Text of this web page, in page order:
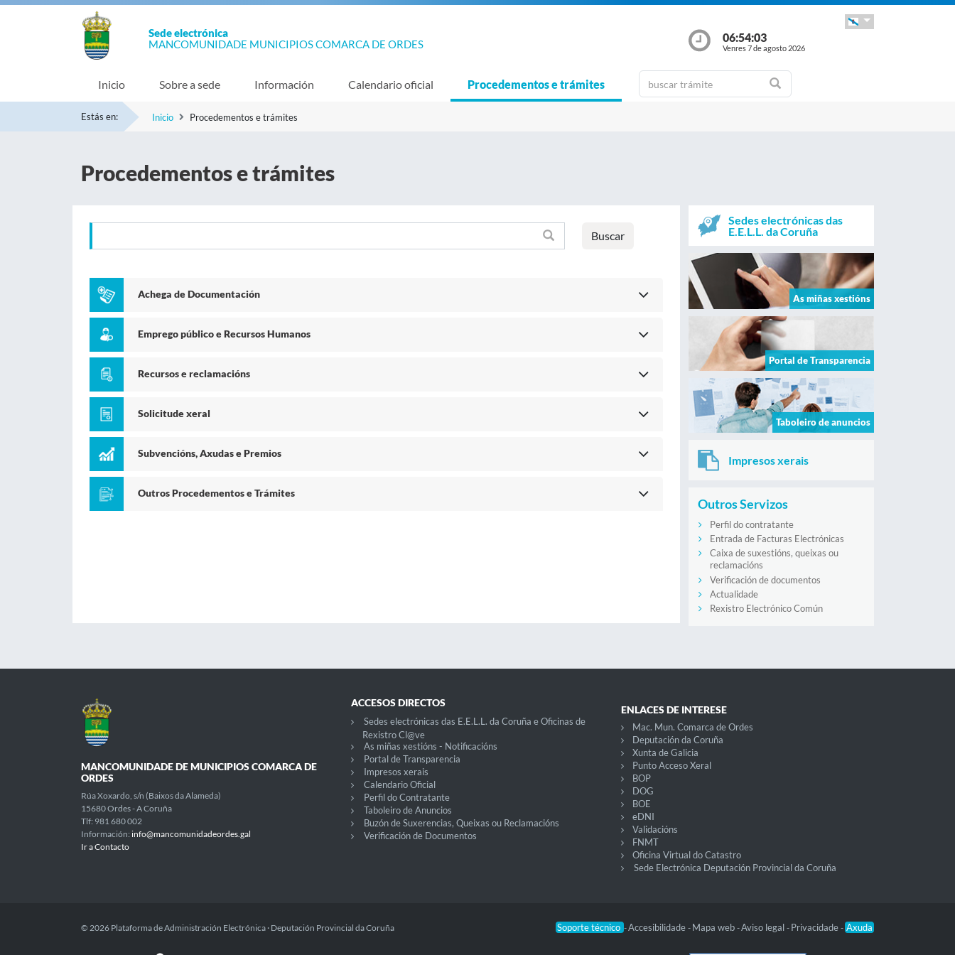
Sede electrónica
MANCOMUNIDADE MUNICIPIOS COMARCA DE ORDES
06:54:03
Venres 7 de agosto 2026
Inicio Sobre a sede Información Calendario oficial Procedementos e trámites
Estás en: Inicio Procedementos e trámites
Procedementos e trámites
Buscar
Achega de Documentación
Emprego público e Recursos Humanos
Recursos e reclamacións
Solicitude xeral
Subvencións, Axudas e Premios
Outros Procedementos e Trámites
Sedes electrónicas das
E.E.L.L. da Coruña
As miñas xestións
Portal de Transparencia
Taboleiro de anuncios
Impresos xerais
Outros Servizos
Perfil do contratante
Entrada de Facturas Electrónicas
Caixa de suxestións, queixas ou
reclamacións
Verificación de documentos
Actualidade
Rexistro Electrónico Común
MANCOMUNIDADE DE MUNICIPIOS COMARCA DE
ORDES
Rúa Xoxardo, s/n (Baixos da Alameda)
15680 Ordes - A Coruña
Tlf: 981 680 002
Información: info@mancomunidadeordes.gal
Ir a Contacto
ACCESOS DIRECTOS
Sedes electrónicas das E.E.L.L. da Coruña e Oficinas de
Rexistro Cl@ve
As miñas xestións - Notificacións
Portal de Transparencia
Impresos xerais
Calendario Oficial
Perfil do Contratante
Taboleiro de Anuncios
Buzón de Suxerencias, Queixas ou Reclamacións
Verificación de Documentos
ENLACES DE INTERESE
Mac. Mun. Comarca de Ordes
Deputación da Coruña
Xunta de Galicia
Punto Acceso Xeral
BOP
DOG
BOE
eDNI
Validacións
FNMT
Oficina Virtual do Catastro
Sede Electrónica Deputación Provincial da Coruña
Soporte técnico -Accesibilidade - Mapa web -Aviso legal - Privacidade - Axuda
© 2026 Plataforma de Administración Electrónica · Deputación Provincial da Coruña